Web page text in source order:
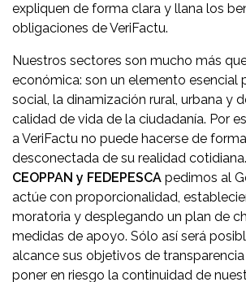
expliquen de forma clara y llana los
obligaciones de VeriFactu.
Nuestros sectores son mucho más
económica: son un elemento esencial
social, la dinamización rural, urbana y
calidad de vida de la ciudadanía. Por
a VeriFactu no puede hacerse de
desconectada de su realidad
CEOPPAN y FEDEPESCA pedimos al
actúe con proporcionalidad,
moratoria y desplegando un plan de
medidas de apoyo. Sólo así será
alcance sus objetivos de
poner en riesgo la continuidad de